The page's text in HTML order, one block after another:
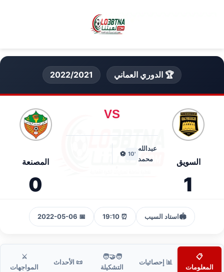
🏆 الدوري العماني 2022/2021
السويق
1
VS
عبدالله
محمد
'10
⚽
المصنعة
0
🏟️استاد السيب ⏰ 19:10
📅 2022-05-06
📋
المعلومات
📊 إحصائيات
🧑‍🤝‍🧑
التشكيلة
📜 الأحداث
⚔️
المواجهات